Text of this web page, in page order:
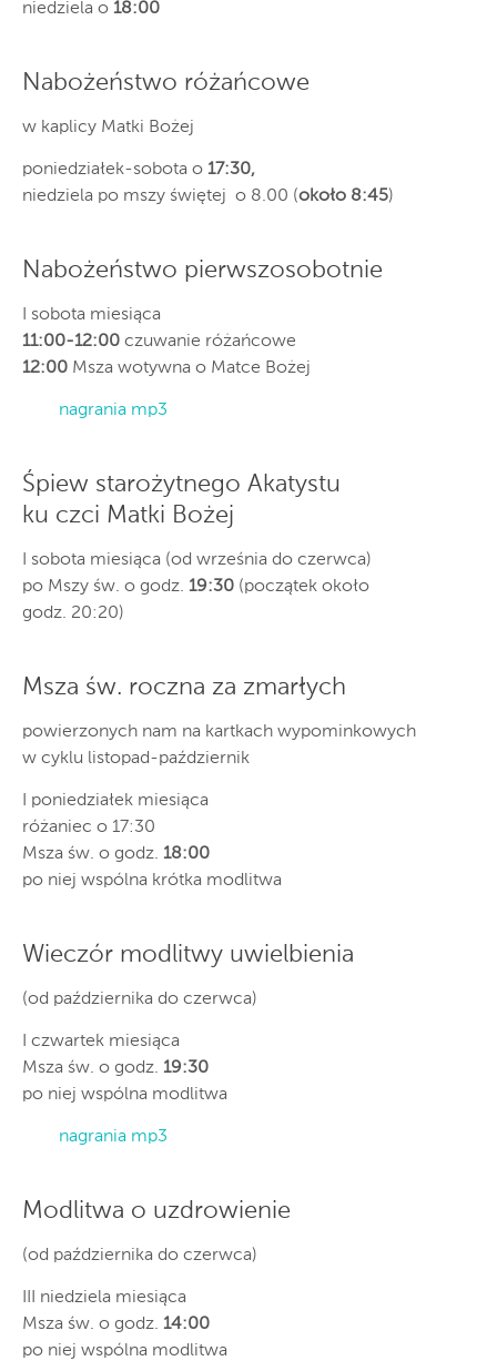
niedziela o 18:00
Nabożeństwo różańcowe
w kaplicy Matki Bożej
poniedziałek-sobota o 17:30,
niedziela po mszy świętej o 8.00 (około 8:45)
Nabożeństwo pierwszosobotnie
I sobota miesiąca
11:00-12:00 czuwanie różańcowe
12:00 Msza wotywna o Matce Bożej
nagrania mp3
Śpiew starożytnego Akatystu
ku czci Matki Bożej
I sobota miesiąca (od września do czerwca)
po Mszy św. o godz. 19:30 (początek około
godz. 20:20)
Msza św. roczna za zmarłych
powierzonych nam na kartkach wypominkowych
w cyklu listopad-październik
I poniedziałek miesiąca
różaniec o 17:30
Msza św. o godz. 18:00
po niej wspólna krótka modlitwa
Wieczór modlitwy uwielbienia
(od października do czerwca)
I czwartek miesiąca
Msza św. o godz. 19:30
po niej wspólna modlitwa
nagrania mp3
Modlitwa o uzdrowienie
(od października do czerwca)
III niedziela miesiąca
Msza św. o godz. 14:00
po niej wspólna modlitwa